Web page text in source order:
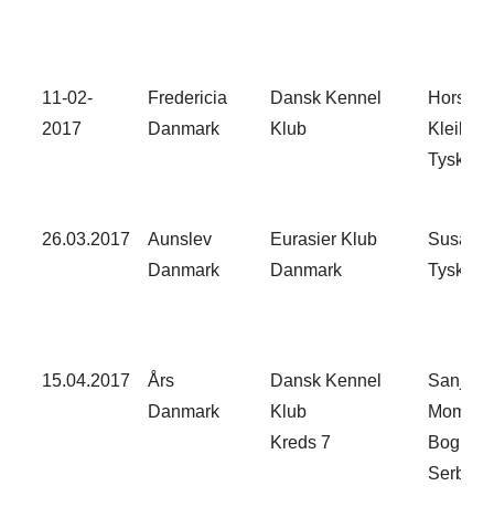
11-02-
2017​
Fredericia
Danmark​
Dansk Kennel
Klub​
Horst
26.03.2017​
Aunslev
Danmark​
Eurasier Klub
Danmark​
15.04.2017​
Års
Danmark​
Dansk Kennel
Klub
Kreds 7​
Sanja
Bognic
Serbien​